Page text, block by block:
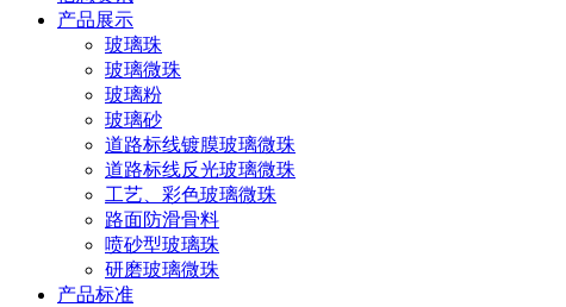
产品展示
玻璃珠
玻璃微珠
玻璃粉
玻璃砂
道路标线镀膜玻璃微珠
道路标线反光玻璃微珠
工艺、彩色玻璃微珠
路面防滑骨料
喷砂型玻璃珠
研磨玻璃微珠
产品标准